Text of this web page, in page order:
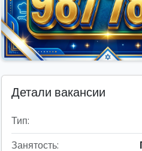
Детали вакансии
Тип:
Занятость: